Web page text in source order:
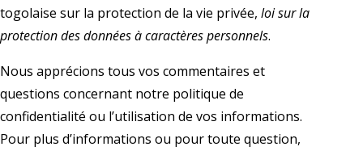
togolaise sur la protection de la vie privée, loi sur la
protection des données à caractères personnels.
Nous apprécions tous vos commentaires et
questions concernant notre politique de
confidentialité ou l’utilisation de vos informations.
Pour plus d’informations ou pour toute question,